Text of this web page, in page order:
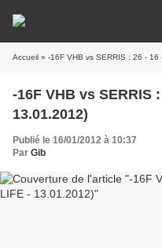
Accueil » -16F VHB vs SERRIS : 26 -
-16F VHB vs SERRIS
13.01.2012)
Publié le 16/01/2012 à 10:37
Par Gib